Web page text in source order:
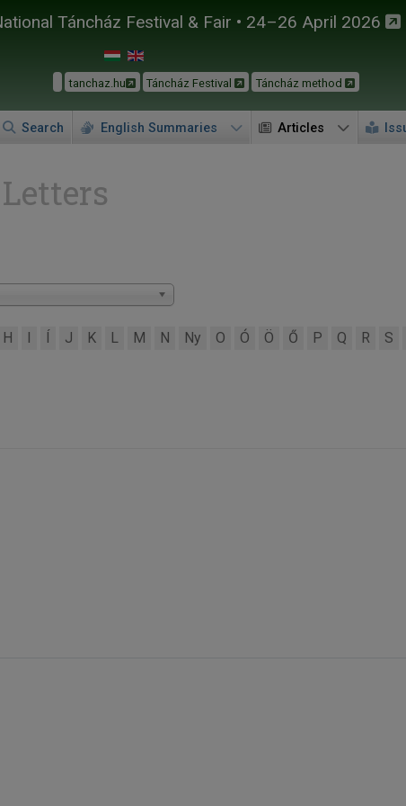
Táncház Festival & Fair • 24–26 April 2026
tanchaz.hu Táncház Festival Táncház method
Search English Summaries Articles
H I Í J K L M N Ny O Ó Ö Ő P Q R S